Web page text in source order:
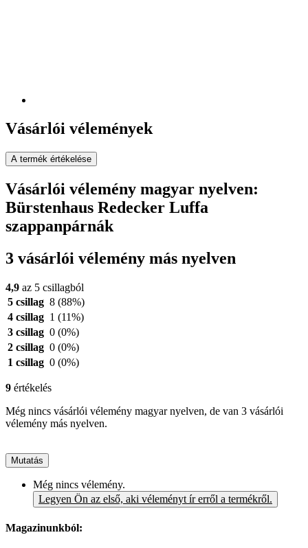
Vásárlói vélemények
A termék értékelése
Vásárlói vélemény magyar nyelven:
Bürstenhaus Redecker Luffa
szappanpárnák
3 vásárlói vélemény más nyelven
4,9 az 5 csillagból
5 csillag 8 (88%)
4 csillag 1 (11%)
3 csillag 0 (0%)
2 csillag 0 (0%)
1 csillag 0 (0%)
9 értékelés
Még nincs vásárlói vélemény magyar nyelven, de van 3 vásárlói
vélemény más nyelven.
Mutatás
Még nincs vélemény.
Legyen Ön az első, aki véleményt ír erről a termékről.
Magazinunkból: